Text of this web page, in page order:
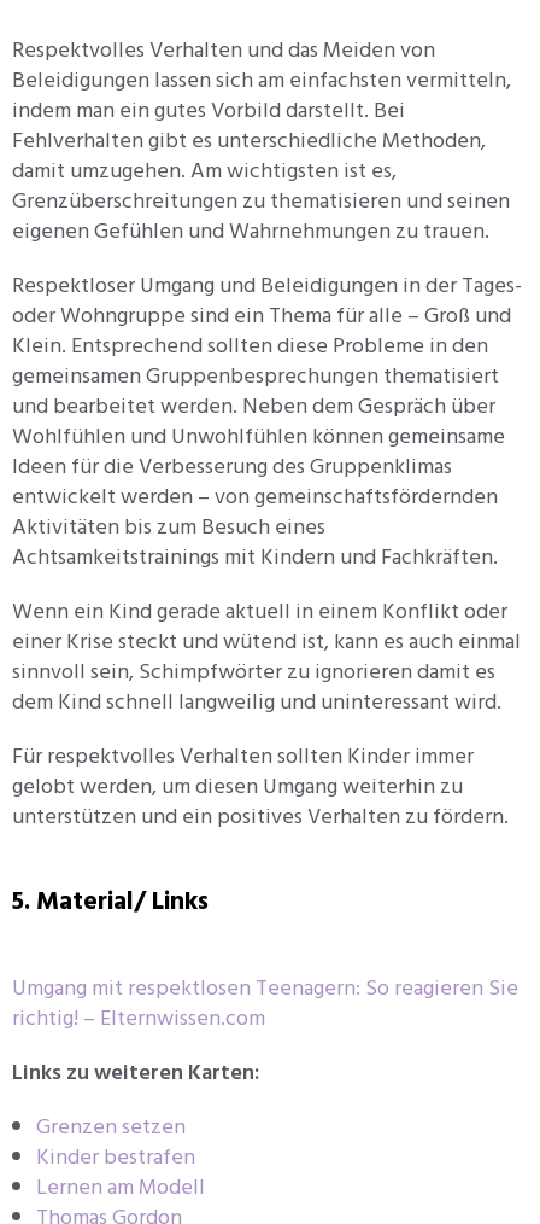
Respektvolles Verhalten und das Meiden von
Beleidigungen lassen sich am einfachsten vermitteln,
indem man ein gutes Vorbild darstellt. Bei
Fehlverhalten gibt es unterschiedliche Methoden,
damit umzugehen. Am wichtigsten ist es,
Grenzüberschreitungen zu thematisieren und seinen
eigenen Gefühlen und Wahrnehmungen zu trauen.
Respektloser Umgang und Beleidigungen in der Tages-
oder Wohngruppe sind ein Thema für alle – Groß und
Klein. Entsprechend sollten diese Probleme in den
gemeinsamen Gruppenbesprechungen thematisiert
und bearbeitet werden. Neben dem Gespräch über
Wohlfühlen und Unwohlfühlen können gemeinsame
Ideen für die Verbesserung des Gruppenklimas
entwickelt werden – von gemeinschaftsfördernden
Aktivitäten bis zum Besuch eines
Achtsamkeitstrainings mit Kindern und Fachkräften.
Wenn ein Kind gerade aktuell in einem Konflikt oder
einer Krise steckt und wütend ist, kann es auch einmal
sinnvoll sein, Schimpfwörter zu ignorieren damit es
dem Kind schnell langweilig und uninteressant wird.
Für respektvolles Verhalten sollten Kinder immer
gelobt werden, um diesen Umgang weiterhin zu
unterstützen und ein positives Verhalten zu fördern.
5. Material/ Links
Umgang mit respektlosen Teenagern: So reagieren Sie
richtig! – Elternwissen.com
Links zu weiteren Karten:
Grenzen setzen
Kinder bestrafen
Lernen am Modell